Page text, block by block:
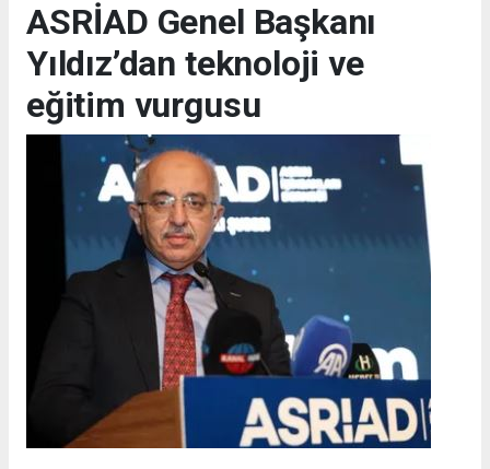
ASRİAD Genel Başkanı
Yıldız’dan teknoloji ve
eğitim vurgusu